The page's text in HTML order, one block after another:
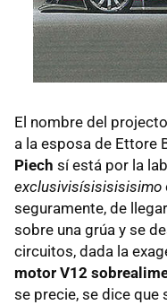
El nombre del
a la esposa de Ettore
Piech sí está por la
exclusivisísisisisisimo
seguramente, de
sobre una grúa y se
circuitos, dada la
motor V12
se precie, se dice que